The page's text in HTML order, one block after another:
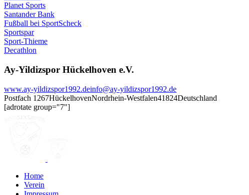
Planet Sports
Santander Bank
Fußball bei SportScheck
Sportspar
Sport-Thieme
Decathlon
Ay-Yildizspor Hückelhoven e.V.
www.ay-yildizspor1992.deinfo@ay-yildizspor1992.de
Postfach 1267HückelhovenNordrhein-Westfalen41824Deutschland
[adrotate group="7"]
Home
Verein